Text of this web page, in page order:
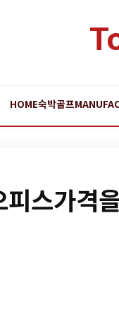
HOME숙박골프
스가격